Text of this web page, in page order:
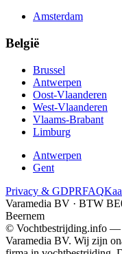
Amsterdam
België
Brussel
Antwerpen
Oost-Vlaanderen
West-Vlaanderen
Vlaams-Brabant
Limburg
Antwerpen
Gent
Privacy & GDPRFAQ
Varamedia BV · BTW
Beernem
© Vochtbestrijding.info —
Varamedia BV. Wij zijn